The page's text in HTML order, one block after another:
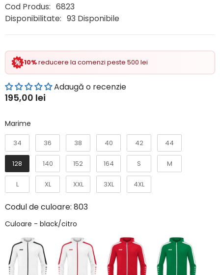
Cod Produs: 6823
Disponibilitate: 93 Disponibile
10%reducere la comenzi peste 500 lei
Adaugă o recenzie
195,00 lei
Marime
34 36 38 40 42 44
128 140 152 164 S M
L XL XXL 3XL 4XL
Codul de culoare: 803
Culoare - black/citro